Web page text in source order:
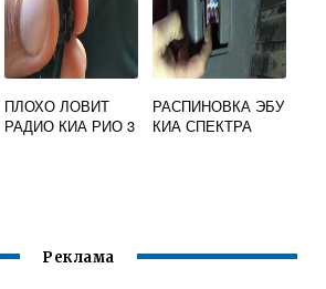
ПЛОХО ЛОВИТ
РАДИО КИА РИО 3
РАСПИНОВКА ЭБУ
КИА СПЕКТРА
Реклама